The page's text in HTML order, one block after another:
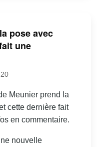
pose avec
une
Meunier prend la
cette dernière fait
en commentaire.
nouvelle